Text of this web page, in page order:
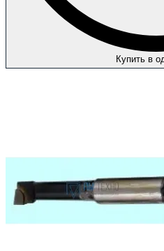
Купить в